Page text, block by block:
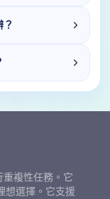
重複性任務。它
想選擇。它支援